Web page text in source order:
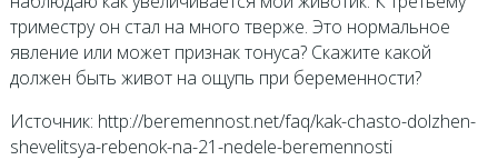
триместру он стал на много тверже. Это нормальное
явление или может признак тонуса? Скажите какой
должен быть живот на ощупь при беременности?
Источник: http://beremennost.net/faq/kak-chasto-dolzhen-
shevelitsya-rebenok-na-21-nedele-beremennosti